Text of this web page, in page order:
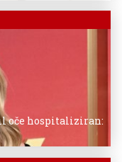
oče hospitaliziran: